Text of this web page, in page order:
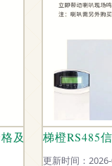
及选购指南梯橙RS485
更新时间：